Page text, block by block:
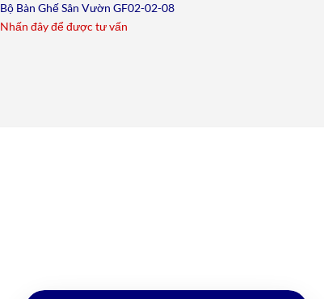
Bộ Bàn Ghế Sân Vườn GF02-02-08
Nhấn đây để được tư vấn